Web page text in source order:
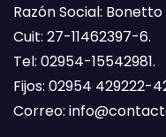
Razón Social:
Cuit: 27-11462397-6.
Tel: 02954-15542981.
Fijos: 02954 429222-
Correo: